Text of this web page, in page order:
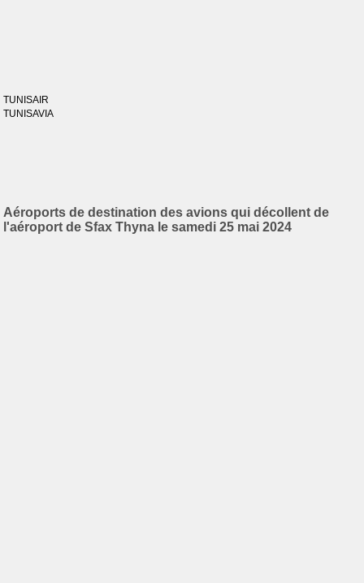
TUNISAIR
TUNISAVIA
Aéroports de destination des avions qui décollent de
l'aéroport de Sfax Thyna le samedi 25 mai 2024